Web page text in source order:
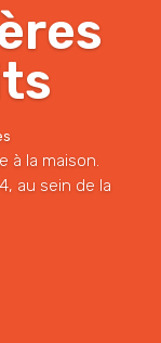
à la maison.
au sein de la